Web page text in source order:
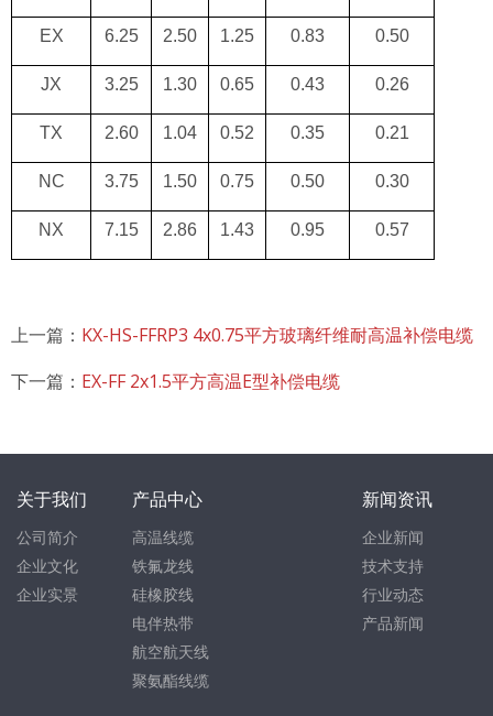
EX 6.25 2.50 1.25 0.83 0.50
JX 3.25 1.30 0.65 0.43 0.26
TX 2.60 1.04 0.52 0.35 0.21
NC 3.75 1.50 0.75 0.50 0.30
NX 7.15 2.86 1.43 0.95 0.57
上一篇： KX-HS-FFRP3 4x0.75平方玻璃纤维耐高温补偿电缆
下一篇： EX-FF 2x1.5平方高温E型补偿电缆
关于我们
公司简介
企业文化
企业实景
产品中心
高温线缆
铁氟龙线
硅橡胶线
电伴热带
航空航天线
聚氨酯线缆
新闻资讯
企业新闻
技术支持
行业动态
产品新闻